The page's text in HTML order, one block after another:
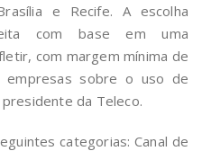
e Recife. A escolha
com base em uma
com margem mínima de
empresas sobre o uso de
da Teleco.
categorias: Canal de